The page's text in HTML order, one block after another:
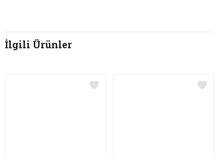
İlgili Ürünler